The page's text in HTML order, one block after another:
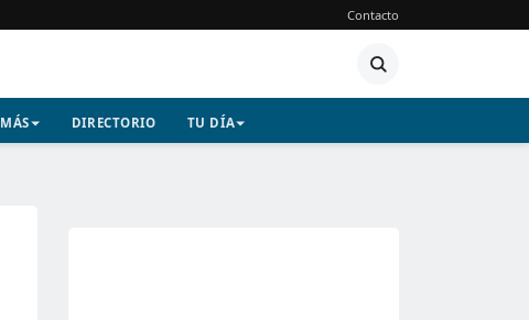
Contacto
MÁS DIRECTORIO TU DÍA